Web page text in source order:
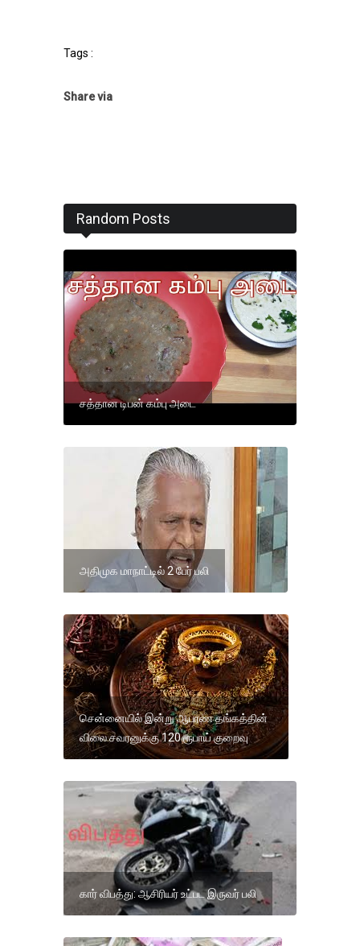
Tags :
Share via
Random Posts
சத்தான டிபன் கம்பு அடை
அதிமுக மாநாட்டில் 2 பேர் பலி
சென்னையில் இன்று ஆபரண தங்கத்தின்
விலை சவரனுக்கு 120 ரூபாய் குறைவு
கார் விபத்து: ஆசிரியர் உட்பட இருவர் பலி